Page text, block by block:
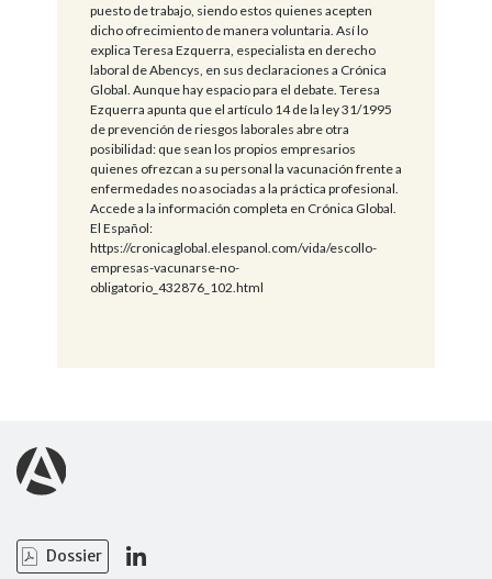
puesto de trabajo, siendo estos quienes acepten
dicho ofrecimiento de manera voluntaria. Así lo
explica Teresa Ezquerra, especialista en derecho
laboral de Abencys, en sus declaraciones a Crónica
Global. Aunque hay espacio para el debate. Teresa
Ezquerra apunta que el artículo 14 de la ley 31/1995
de prevención de riesgos laborales abre otra
posibilidad: que sean los propios empresarios
quienes ofrezcan a su personal la vacunación frente a
enfermedades no asociadas a la práctica profesional.
Accede a la información completa en Crónica Global.
El Español:
https://cronicaglobal.elespanol.com/vida/escollo-
empresas-vacunarse-no-
obligatorio_432876_102.html
Dossier